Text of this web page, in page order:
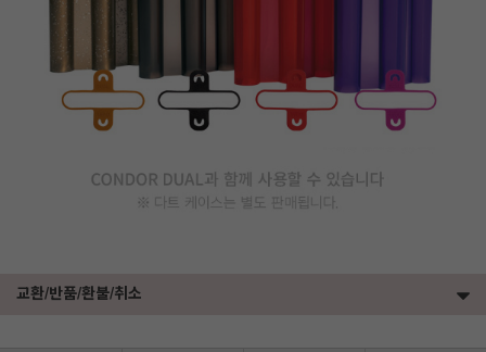
교환/반품/환불/취소